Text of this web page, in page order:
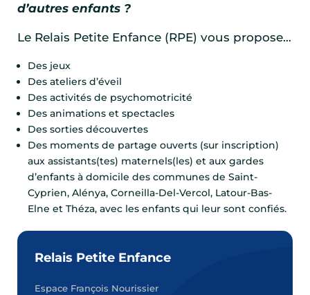
d’autres enfants ?
Le Relais Petite Enfance (RPE) vous propose…
Des jeux
Des ateliers d’éveil
Des activités de psychomotricité
Des animations et spectacles
Des sorties découvertes
Des moments de partage ouverts (sur inscription)
aux assistants(tes) maternels(les) et aux gardes
d’enfants à domicile des communes de Saint-
Cyprien, Alénya, Corneilla-Del-Vercol, Latour-Bas-
Elne et Théza, avec les enfants qui leur sont confiés.
Relais Petite Enfance
Espace François Nourissier